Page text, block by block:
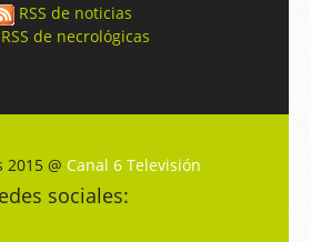
RSS de noticias
de necrológicas
2015 @ Canal 6 Televisión
sociales: